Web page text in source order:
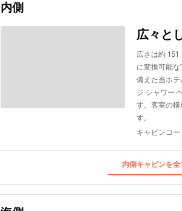
内側
広々と
広さは約
に変換可能
備えた当ホ
ジ シャワー
す。客室の
す。
キャビンコー
内側キャビンを